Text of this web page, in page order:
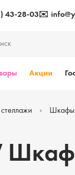
43-28-03✉️
Акции
Шкафы